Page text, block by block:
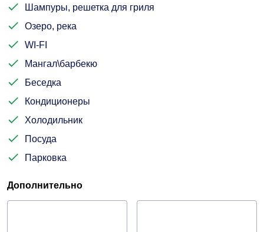
Шампуры, решетка для гриля
Озеро, река
WI-FI
Мангал\барбекю
Беседка
Кондиционеры
Холодильник
Посуда
Парковка
Дополнительно